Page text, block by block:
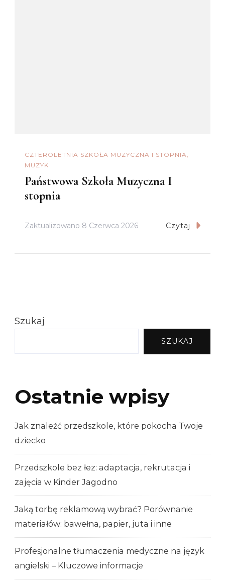
CZTEROLETNIA SZKOŁA MUZYCZNA I STOPNIA
MUZYK
Państwowa Szkoła Muzyczna I
stopnia
Zaktualizowano 8 Czerwca 2026 Czytaj
Szukaj
SZUKAJ
Ostatnie wpisy
Jak znaleźć przedszkole, które pokocha Twoje
dziecko
Przedszkole bez łez: adaptacja, rekrutacja i
zajęcia w Kinder Jagodno
Jaką torbę reklamową wybrać? Porównanie
materiałów: bawełna, papier, juta i inne
Profesjonalne tłumaczenia medyczne na język
angielski – Kluczowe informacje